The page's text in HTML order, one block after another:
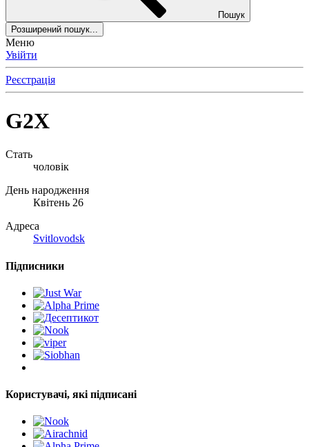
Пошук
Розширений пошук...
Меню
Увійти
Реєстрація
G2X
Стать
чоловік
День народження
Квітень 26
Адреса
Svitlovodsk
Підписники
Користувачі, які підписані